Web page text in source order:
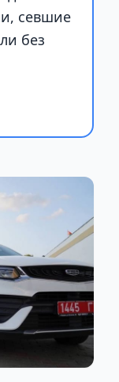
севшие
без